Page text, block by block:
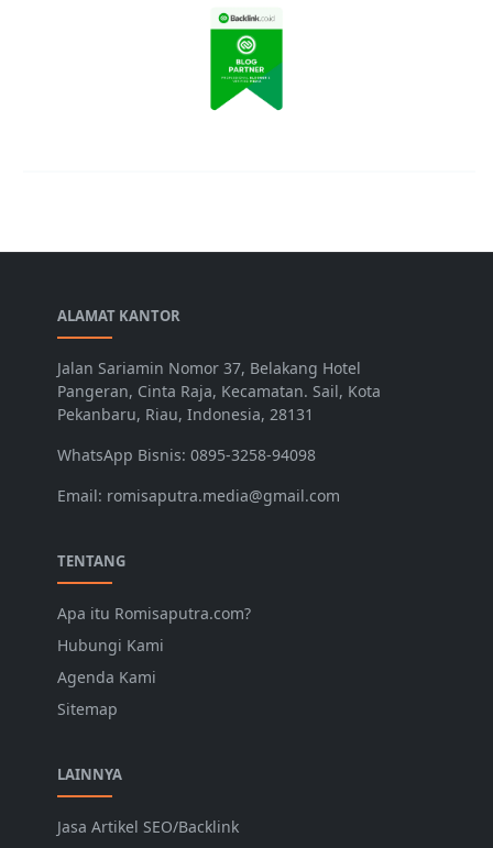
ALAMAT KANTOR
Jalan Sariamin Nomor 37, Belakang Hotel
Pangeran, Cinta Raja, Kecamatan. Sail, Kota
Pekanbaru, Riau, Indonesia, 28131
WhatsApp Bisnis: 0895-3258-94098
Email: romisaputra.media@gmail.com
TENTANG
Apa itu Romisaputra.com?
Hubungi Kami
Agenda Kami
Sitemap
LAINNYA
Jasa Artikel SEO/Backlink